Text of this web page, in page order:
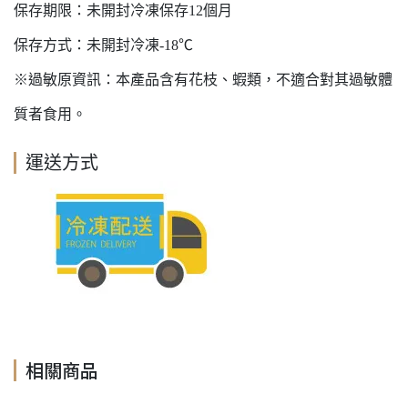
保存期限：未開封冷凍保存12個月
保存方式：未開封冷凍-18℃
※過敏原資訊：本產品含有花枝、蝦類，不適合對其過敏體
質者食用。
運送方式
相關商品